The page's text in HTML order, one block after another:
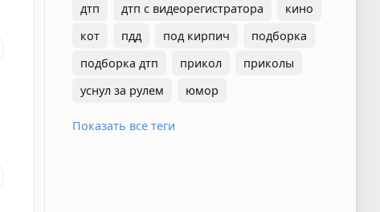
дтп
дтп с видеорегистратора
кино
кот
пдд под кирпич
подборка
подборка дтп
прикол
приколы
уснул за рулем
юмор
Показать все теги